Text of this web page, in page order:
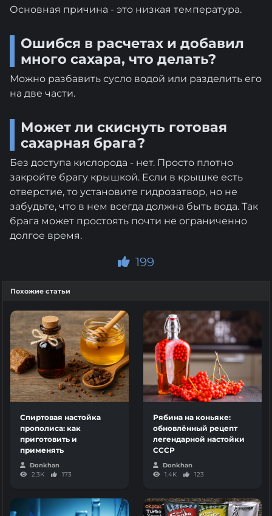
Основная причина - это низкая температура.
Ошибся в расчетах и добавил
много сахара, что делать?
Можно разбавить сусло водой или разделить его
на две части.
Может ли скиснуть готовая
сахарная брага?
Без доступа кислорода - нет. Просто плотно
закройте брагу крышкой. Если в крышке есть
отверстие, то установите гидрозатвор, но не
забудьте, что в нем всегда должна быть вода. Так
брага может простоять почти не ограниченно
долгое время.
199
Похожие статьи
Спиртовая настойка
прополиса: как
приготовить и
применять
Donkhan
2.3K
173
Рябина на коньяке:
обновлённый рецепт
легендарной настойки
СССР
Donkhan
1.4K
123